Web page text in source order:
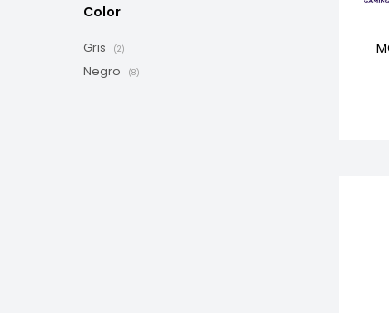
Color
Gris (2)
Negro (8)